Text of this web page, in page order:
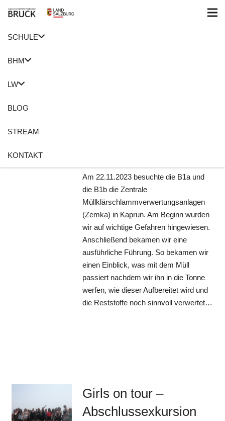
SCHULE
BHM
LW
BLOG
STREAM
KONTAKT
Am 22.11.2023 besuchte die B1a und
die B1b die Zentrale
Müllklärschlammverwertungsanlagen
(Zemka) in Kaprun. Am Beginn wurden
wir auf wichtige Gefahren hingewiesen.
Anschließend bekamen wir eine
ausführliche Führung. So bekamen wir
einen Einblick, was mit dem Müll
passiert nachdem wir ihn in die Tonne
werfen, wie dieser Aufbereitet wird und
die Reststoffe noch sinnvoll verwertet…
Girls on tour –
Abschlussexkursion